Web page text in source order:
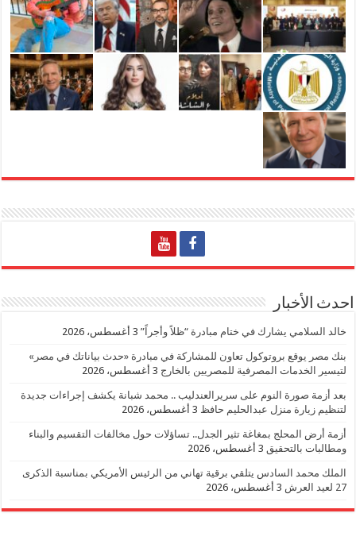
احدث الأخبار
خالد السلامي يشارك في ختام مبادرة “ظلاً وأجراً” 3 أغسطس، 2026
بنك مصر يوقع بروتوكول تعاون للمشاركة في مبادرة «حدث بياناتك في مصر»
لتيسير الخدمات المصرفية للمصريين بالخارج 3 أغسطس، 2026
بعد أزمة صورة النوم على سريرالعندليب .. محمد شبانة يكشف إجراءات جديدة
لتنظيم زيارة منزل عبدالحليم حافظ 3 أغسطس، 2026
أزمة أرض المحلج بمغاغة تثير الجدل.. تساؤلات حول مخالفات التقسيم والبناء
ومطالبات بالتحقيق 3 أغسطس، 2026
الملك محمد السادس يتلقي برقية تهاني من الرئيس الأمريكي بمناسبة الذكرى
27 لعيد العرش
3 أغسطس، 2026